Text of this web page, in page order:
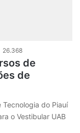
26.368
de
de
Tecnologia do Piauí
o Vestibular UAB